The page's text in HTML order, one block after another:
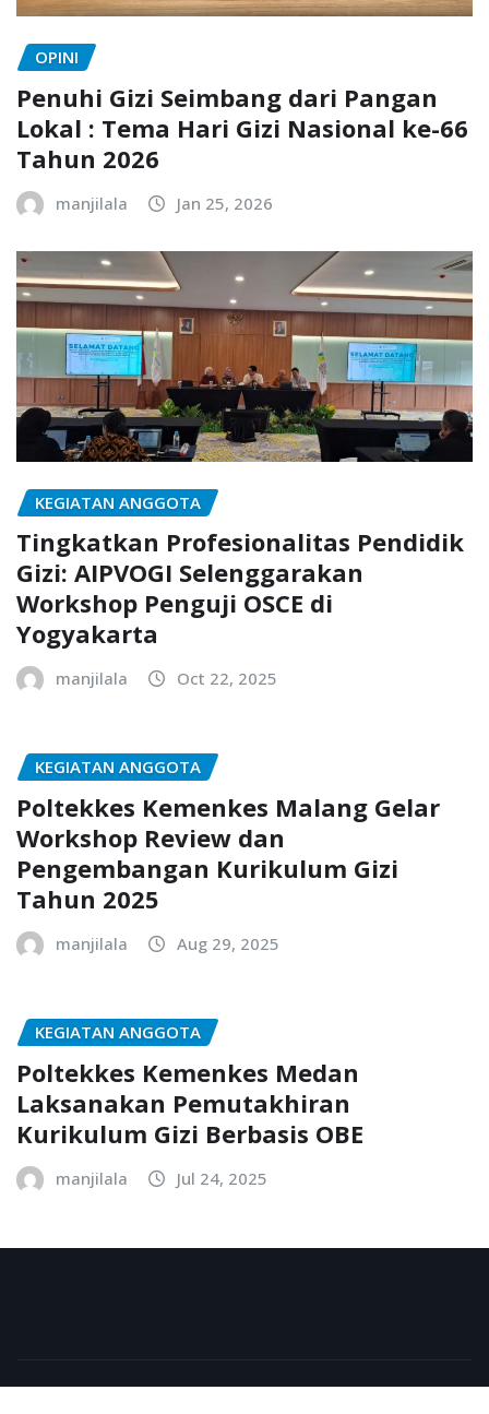
OPINI
Penuhi Gizi Seimbang dari Pangan
Lokal : Tema Hari Gizi Nasional ke-66
Tahun 2026
manjilala Jan 25, 2026
KEGIATAN ANGGOTA
Tingkatkan Profesionalitas Pendidik
Gizi: AIPVOGI Selenggarakan
Workshop Penguji OSCE di
Yogyakarta
manjilala Oct 22, 2025
KEGIATAN ANGGOTA
Poltekkes Kemenkes Malang Gelar
Workshop Review dan
Pengembangan Kurikulum Gizi
Tahun 2025
manjilala Aug 29, 2025
KEGIATAN ANGGOTA
Poltekkes Kemenkes Medan
Laksanakan Pemutakhiran
Kurikulum Gizi Berbasis OBE
manjilala Jul 24, 2025